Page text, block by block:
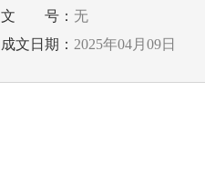
文
号： 无
成文日期： 2025年04月09日